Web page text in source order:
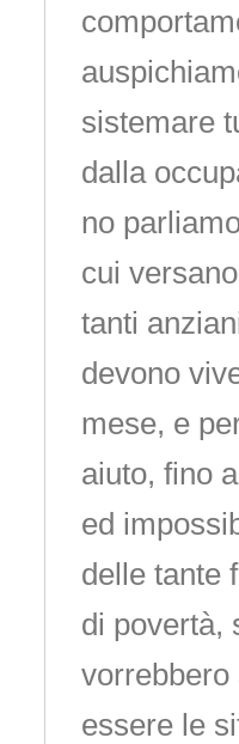
sistemare
dalla
no
cui
tanti
devono
mese, e
aiuto, fino
ed
delle tante
di povertà,
vorrebbero
essere le